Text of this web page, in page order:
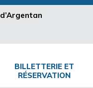
BILLETTERIE ET
RÉSERVATION